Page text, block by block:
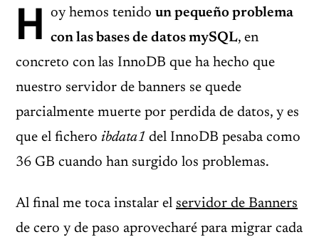
H oy hemos tenido un pequeño problema
con las bases de datos mySQL, en
concreto con las InnoDB que ha hecho que
nuestro servidor de banners se quede
parcialmente muerte por perdida de datos, y es
que el fichero ibdata1 del InnoDB pesaba como
36 GB cuando han surgido los problemas.
Al final me toca instalar el servidor de Banners
de cero y de paso aprovecharé para migrar cada